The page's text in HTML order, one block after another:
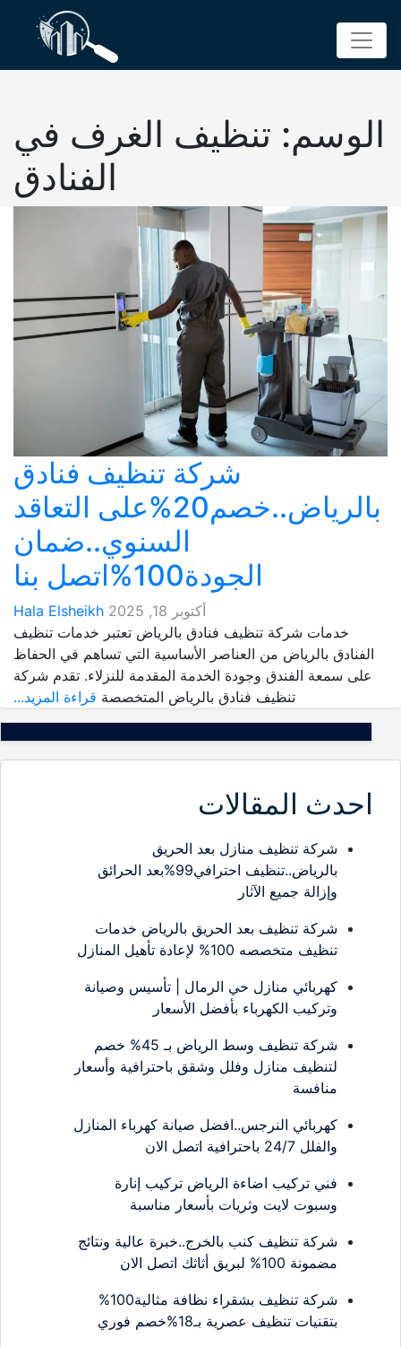
الوسم: تنظيف الغرف في
الفنادق
شركة تنظيف فنادق
بالرياض..خصم20%على التعاقد
السنوي..ضمان
الجودة100%اتصل بنا
أكتوبر 18, 2025
Hala Elsheikh
خدمات شركة تنظيف فنادق بالرياض تعتبر خدمات تنظيف
الفنادق بالرياض من العناصر الأساسية التي تساهم في الحفاظ
على سمعة الفندق وجودة الخدمة المقدمة للنزلاء. تقدم شركة
تنظيف فنادق بالرياض المتخصصة قراءة المزيد...
احدث المقالات
شركة تنظيف منازل بعد الحريق
بالرياض..تنظيف احترافي99%بعد الحرائق
وإزالة جميع الآثار
شركة تنظيف بعد الحريق بالرياض خدمات
تنظيف متخصصه 100% لإعادة تأهيل المنازل
كهربائي منازل حي الرمال | تأسيس وصيانة
وتركيب الكهرباء بأفضل الأسعار
شركة تنظيف وسط الرياض بـ 45% خصم
لتنظيف منازل وفلل وشقق باحترافية وأسعار
منافسة
كهربائي النرجس..افضل صيانة كهرباء المنازل
والفلل 24/7 باحترافية اتصل الان
فني تركيب اضاءة الرياض تركيب إنارة
وسبوت لايت وثريات بأسعار مناسبة
شركة تنظيف كنب بالخرج..خبرة عالية ونتائج
مضمونة 100% لبريق أثاثك اتصل الان
شركة تنظيف بشقراء نظافة مثالية100%
بتقنيات تنظيف عصرية بـ18%خصم فوري